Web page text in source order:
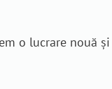
o lucrare nouă